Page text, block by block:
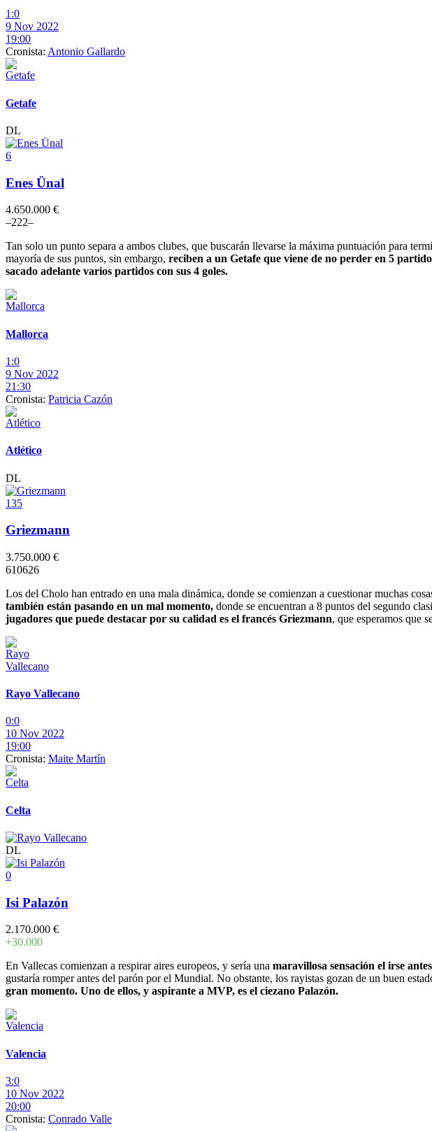
1:0
9 Nov 2022
19:00
Cronista: Antonio Gallardo
Getafe
DL
6
Enes Ünal
4.650.000 €
–222–
Tan solo un punto separa a ambos clubes, que buscarán llevarse la máxima puntuación para
mayoría de sus puntos, sin embargo, reciben a un Getafe que viene de no perder en 5
sacado adelante varios partidos con sus 4 goles.
Mallorca
1:0
9 Nov 2022
21:30
Cronista: Patricia Cazón
Atlético
DL
135
Griezmann
3.750.000 €
610626
Los del Cholo han entrado en una mala dinámica, donde se comienzan a cuestionar muchas
también están pasando en un mal momento, donde se encuentran a 8 puntos del segundo
jugadores que puede destacar por su calidad es el francés Griezmann, que esperamos que
Rayo Vallecano
0:0
10 Nov 2022
19:00
Cronista: Maite Martín
Celta
DL
0
Isi Palazón
2.170.000 €
+30.000
En Vallecas comienzan a respirar aires europeos, y sería una maravillosa sensación el irse
gustaría romper antes del parón por el Mundial. No obstante, los rayistas gozan de un buen
gran momento. Uno de ellos, y aspirante a MVP, es el ciezano Palazón.
Valencia
3:0
10 Nov 2022
20:00
Cronista: Conrado Valle